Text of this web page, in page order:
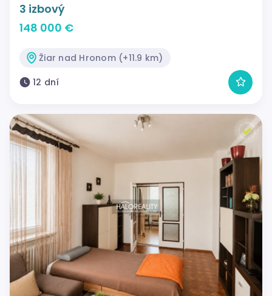
3 izbový
148 000 €
Žiar nad Hronom (+11.9 km)
12 dní